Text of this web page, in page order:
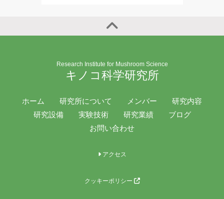
Research Institute for Mushroom Science
キノコ科学研究所
ホーム 研究所について メンバー
研究内容
研究設備
実験技術 研究業績
ブログ
お問い合わせ
アクセス
クッキーポリシー